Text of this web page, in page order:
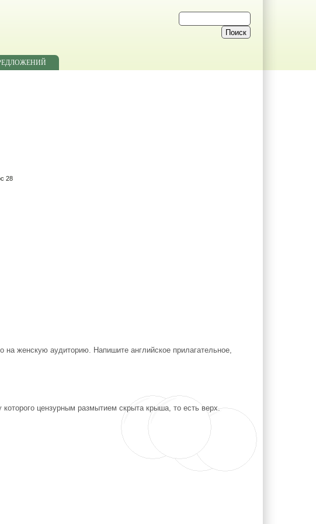
28
женскую аудиторию. Напишите английское прилагательное,
цензурным размытием скрыта крыша, то есть верх.